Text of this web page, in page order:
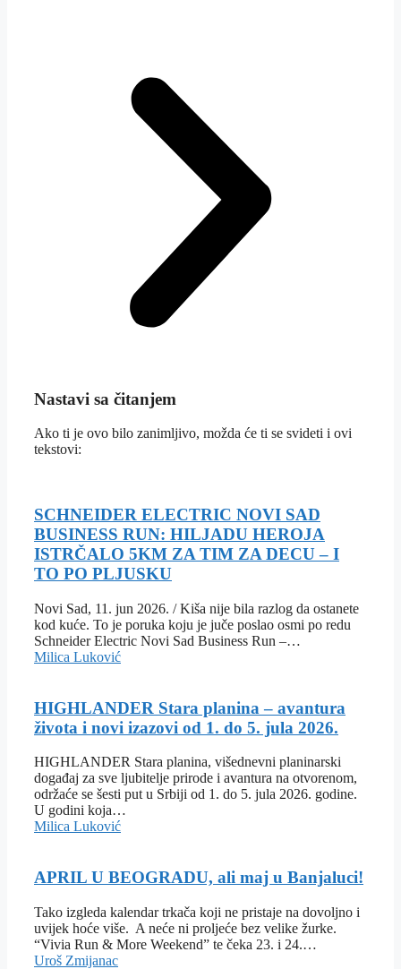
Nastavi sa čitanjem
Ako ti je ovo bilo zanimljivo, možda će ti se svideti i ovi
tekstovi:
SCHNEIDER ELECTRIC NOVI SAD
BUSINESS RUN: HILJADU HEROJA
ISTRČALO 5KM ZA TIM ZA DECU – I
TO PO PLJUSKU
Novi Sad, 11. jun 2026. / Kiša nije bila razlog da ostanete
kod kuće. To je poruka koju je juče poslao osmi po redu
Schneider Electric Novi Sad Business Run –…
Milica Luković
HIGHLANDER Stara planina – avantura
života i novi izazovi od 1. do 5. jula 2026.
HIGHLANDER Stara planina, višednevni planinarski
događaj za sve ljubitelje prirode i avantura na otvorenom,
održaće se šesti put u Srbiji od 1. do 5. jula 2026. godine.
U godini koja…
Milica Luković
APRIL U BEOGRADU, ali maj u Banjaluci!
Tako izgleda kalendar trkača koji ne pristaje na dovoljno i
uvijek hoće više. A neće ni proljeće bez velike žurke.
“Vivia Run & More Weekend” te čeka 23. i 24.…
Uroš Zmijanac